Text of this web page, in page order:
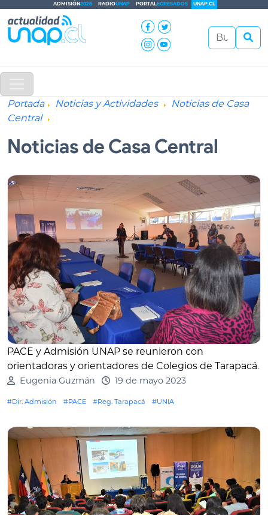
ADMISIÓN2026 RADIOUNAP PORTALEGRESADOS UNAP.CL
Portada Noticias y Actividades
Noticias de Casa
Central
Noticias de Casa Central
PACE y Admisión UNAP se reunieron con
orientadoras y orientadores de Colegios de Tarapacá.
Eugenia Guzmán 19 de mayo 2023
#Dir. Admisión #PACE #Reg. Tarapacá #UNIA